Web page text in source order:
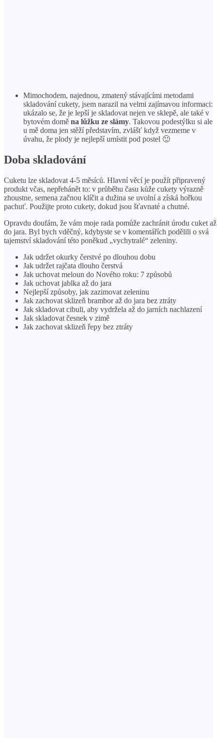
Mimochodem, najednou, zmatený stávajícími metodami
skladování cukety, jsem narazil na velmi zajímavou informaci:
ukázalo se, že je lepší je skladovat nejen ve sklepě, ale také v
bytovém domě na lůžku ze slámy. Takovou podestýlku si ale
u mě doma jen stěží představím, zvlášť když vezmeme v
úvahu, že plody je nejlepší umístit pod postel 🙂
Doba skladování
Cuketu lze skladovat 4-5 měsíců. Hlavní věcí je použít připravený
produkt včas, nepřehánět to: v průběhu času kůže cukety výrazně
zhoustne, semena začnou klíčit a dužina se uvolní a získá hořkou
pachuť. Použijte proto cukety, dokud jsou šťavnaté a chutné.
Opravdu doufám, že vám moje rada pomůže zachránit úrodu cuket až
do jara. Byl bych vděčný, kdybyste se v komentářích podělili o svá
tajemství skladování této poněkud „vychytralé“ zeleniny.
Jak udržet okurky čerstvé po dlouhou dobu
Jak udržet rajčata dlouho čerstvá
Jak uchovat meloun do Nového roku: 7 způsobů
Jak uchovat jablka až do jara
Nejlepší způsoby, jak zazimovat zeleninu
Jak zachovat sklizeň brambor až do jara bez ztráty
Jak skladovat cibuli, aby vydržela až do jarních nachlazení
Jak skladovat česnek v zimě
Jak zachovat sklizeň řepy bez ztráty